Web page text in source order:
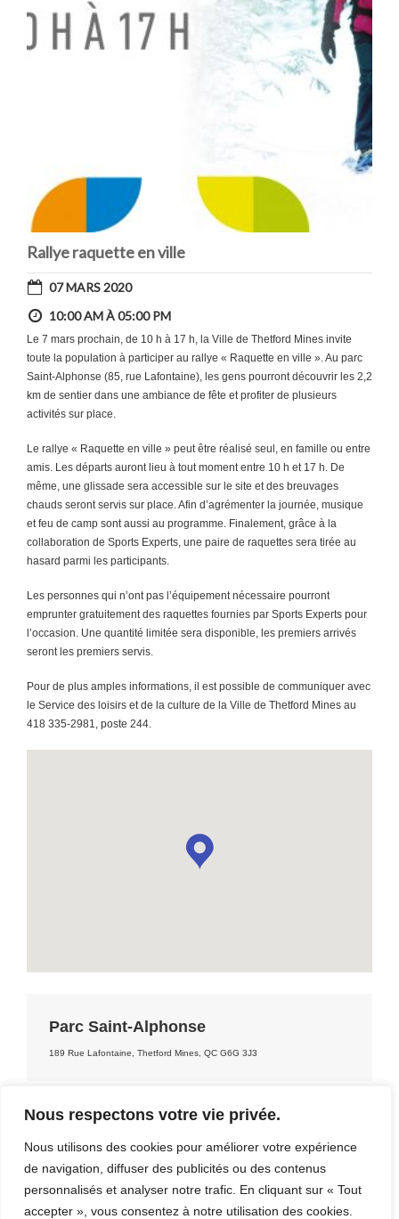
Nous respectons votre vie privée.
Nous utilisons des cookies pour améliorer votre expérience
de navigation, diffuser des publicités ou des contenus
personnalisés et analyser notre trafic. En cliquant sur « Tout
accepter », vous consentez à notre utilisation des cookies.
Rallye raquette en ville
07 MARS 2020
10:00 AM À 05:00 PM
Le 7 mars prochain, de 10 h à 17 h, la Ville de Thetford Mines invite
toute la population à participer au rallye « Raquette en ville ». Au parc
Saint-Alphonse (85, rue Lafontaine), les gens pourront découvrir les 2,2
km de sentier dans une ambiance de fête et profiter de plusieurs
activités sur place.
Le rallye « Raquette en ville » peut être réalisé seul, en famille ou entre
amis. Les départs auront lieu à tout moment entre 10 h et 17 h. De
même, une glissade sera accessible sur le site et des breuvages
chauds seront servis sur place. Afin d’agrémenter la journée, musique
et feu de camp sont aussi au programme. Finalement, grâce à la
collaboration de Sports Experts, une paire de raquettes sera tirée au
hasard parmi les participants.
Les personnes qui n’ont pas l’équipement nécessaire pourront
emprunter gratuitement des raquettes fournies par Sports Experts pour
l’occasion. Une quantité limitée sera disponible, les premiers arrivés
seront les premiers servis.
Pour de plus amples informations, il est possible de communiquer avec
le Service des loisirs et de la culture de la Ville de Thetford Mines au
418 335-2981, poste 244.
Parc Saint-Alphonse
189 Rue Lafontaine, Thetford Mines, QC G6G 3J3
DÉCOUVRIR LA RÉGION
[CLIQUEZ ICI]